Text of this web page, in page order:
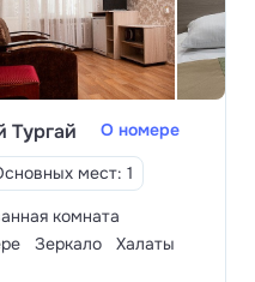
Тургай
О номере
мест: 1
комната
Зеркало Халаты